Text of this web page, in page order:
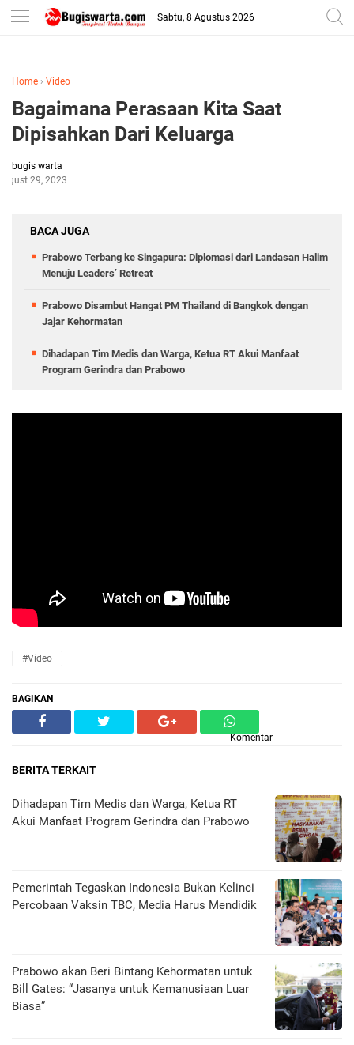
-->
Sabtu, 8 Agustus 2026
Home › Video
Bagaimana Perasaan Kita Saat
Dipisahkan Dari Keluarga
bugis warta
29, 2023
BACA JUGA
Prabowo Terbang ke Singapura: Diplomasi dari Landasan Halim
Menuju Leaders’ Retreat
Prabowo Disambut Hangat PM Thailand di Bangkok dengan
Jajar Kehormatan
Dihadapan Tim Medis dan Warga, Ketua RT Akui Manfaat
Program Gerindra dan Prabowo
#Video
BAGIKAN
Komentar
BERITA TERKAIT
Dihadapan Tim Medis dan Warga, Ketua RT
Akui Manfaat Program Gerindra dan Prabowo
Pemerintah Tegaskan Indonesia Bukan Kelinci
Percobaan Vaksin TBC, Media Harus Mendidik
Prabowo akan Beri Bintang Kehormatan untuk
Bill Gates: “Jasanya untuk Kemanusiaan Luar
Biasa”